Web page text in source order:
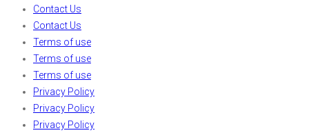
Contact Us
Contact Us
Terms of use
Terms of use
Terms of use
Privacy Policy
Privacy Policy
Privacy Policy